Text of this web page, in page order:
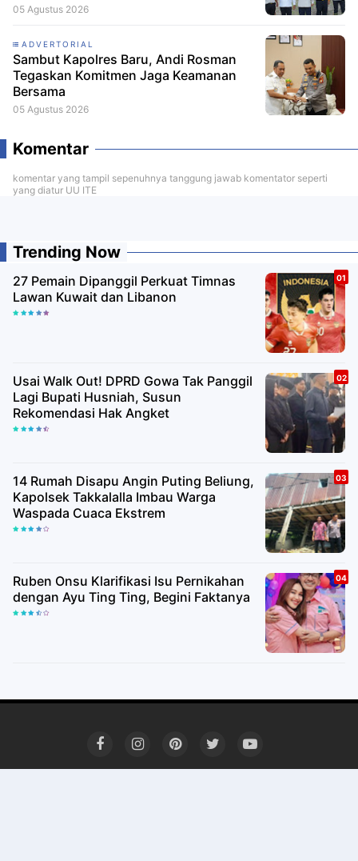
05 Agustus 2026
ADVERTORIAL
Sambut Kapolres Baru, Andi Rosman
Tegaskan Komitmen Jaga Keamanan
Bersama
05 Agustus 2026
Komentar
komentar yang tampil sepenuhnya tanggung jawab komentator seperti
yang diatur UU ITE
Trending Now
27 Pemain Dipanggil Perkuat Timnas
Lawan Kuwait dan Libanon
Usai Walk Out! DPRD Gowa Tak Panggil
Lagi Bupati Husniah, Susun
Rekomendasi Hak Angket
14 Rumah Disapu Angin Puting Beliung,
Kapolsek Takkalalla Imbau Warga
Waspada Cuaca Ekstrem
Ruben Onsu Klarifikasi Isu Pernikahan
dengan Ayu Ting Ting, Begini Faktanya